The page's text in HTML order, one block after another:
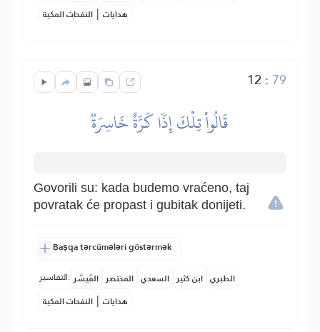
النفحات المكية | هدايات
12 : 79
قَالُواْ تِلۡكَ إِذٗا كَرَّةٌ خَاسِرَةٞ
Govorili su: kada budemo vraćeno, taj
povratak će propast i gubitak donijeti.
Başqa tərcümələri göstərmək
التفاسير: المُيسَّر المختصر السعدي ابن كثير الطبري
النفحات المكية | هدايات